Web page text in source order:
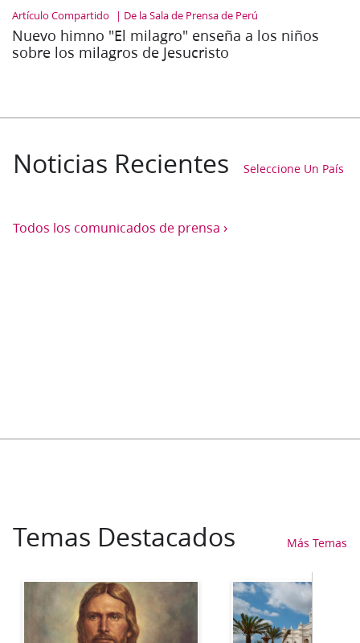
Artículo Compartido De la Sala de Prensa de Perú
Nuevo himno "El milagro" enseña a los niños
sobre los milagros de Jesucristo
Noticias Recientes Seleccione Un País
Todos los comunicados de prensa ›
Temas Destacados Más Temas